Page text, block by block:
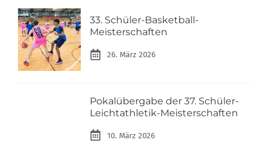
33. Schüler-Basketball-
Meisterschaften
26. März 2026
Pokalübergabe der 37. Schüler-
Leichtathletik-Meisterschaften
10. März 2026